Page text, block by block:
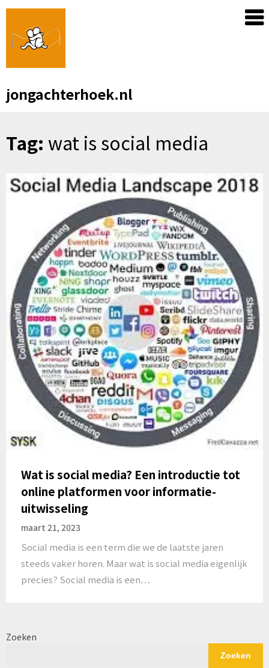
Skip
content
jongachterhoek.nl
Tag: wat is social media
Wat is social media? Een introductie tot
online platformen voor informatie-
uitwisseling
maart 21, 2023
Social media is een term die we de laatste jaren
steeds vaker horen. Maar wat is social media eigenlijk
precies? Social media is een…
Zoeken
Zoeken